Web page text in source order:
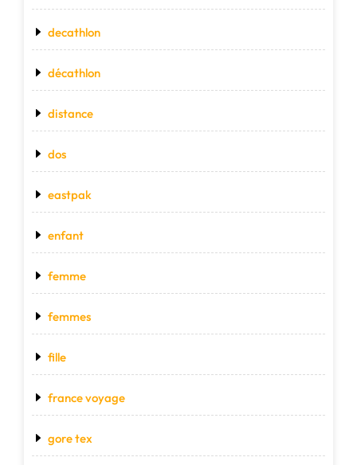
decathlon
décathlon
distance
dos
eastpak
enfant
femme
femmes
fille
france voyage
gore tex